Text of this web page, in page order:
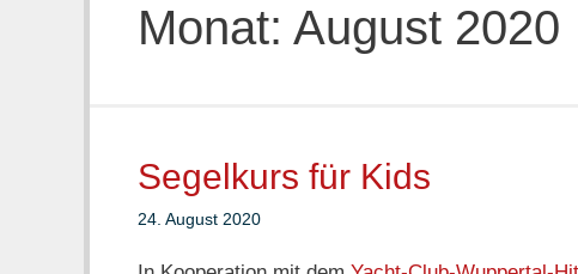
Monat: August 2020
Segelkurs für Kids
24. August 2020